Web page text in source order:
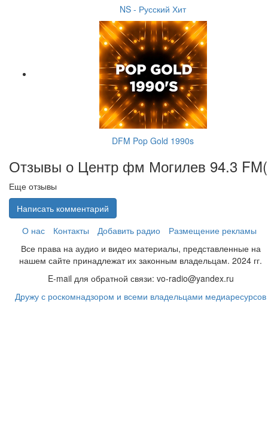
NS - Русский Хит
DFM Pop Gold 1990s
Отзывы о Центр фм Могилев 94.3 FM(
Еще отзывы
Написать комментарий
О нас
Контакты Добавить радио
Размещение рекламы
Все права на аудио и видео материалы, представленные на
нашем сайте принадлежат их законным владельцам. 2024 гг.
E-mail для обратной связи: vo-radio@yandex.ru
Дружу с роскомнадзором и всеми владельцами медиаресурсов